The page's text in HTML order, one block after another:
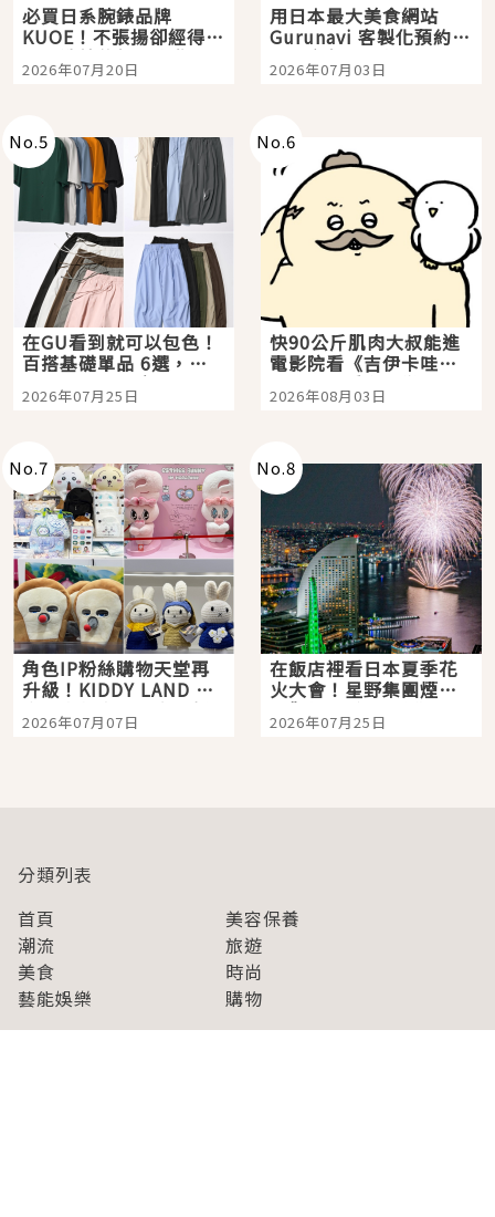
必買日系腕錶品牌
KUOE！不張揚卻經得起
時間洗鍊的經典之作五
選
2026年07月20日
用日本最大美食網站
Gurunavi 客製化預約九
大都市餐廳，打造專屬
美食體驗！
2026年07月03日
No.5
在GU看到就可以包色！
百搭基礎單品 6選，閉
眼全收也不心疼
2026年07月25日
No.6
快90公斤肌肉大叔能進
電影院看《吉伊卡哇》
嗎？日本重金屬樂團
「打首」會長與nagano
2026年08月03日
No.7
角色IP粉絲購物天堂再
升級！KIDDY LAND 原
宿店吉伊卡哇迎客，新
開幕 OMOKADO 店3分
2026年07月07日
No.8
在飯店裡看日本夏季花
火大會！星野集團煙火
景觀飯店6選，讓你不用
人擠人悠閒欣賞
2026年07月25日
分類列表
首頁
美容保養
潮流
旅遊
美食
時尚
藝能娛樂
購物